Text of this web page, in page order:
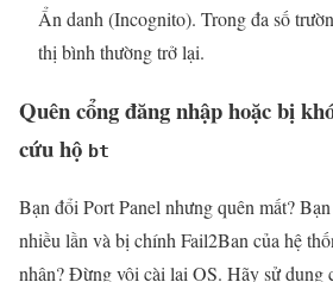
Ẩn danh (Incognito). Trong đa số
thị bình thường trở lại.
Quên cổng đăng nhập hoặc bị
cứu hộ bt
Bạn đổi Port Panel nhưng quên mất?
nhiều lần và bị chính Fail2Ban của hệ
nhân? Đừng vội cài lại OS. Hãy sử dụng